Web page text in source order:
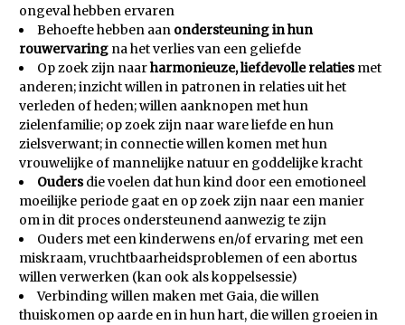
ongeval hebben ervaren
Behoefte hebben aan ondersteuning in hun
rouwervaring na het verlies van een geliefde
Op zoek zijn naarharmonieuze, liefdevolle relatiesmet
anderen; inzicht willen in patronen in relaties uit het
verleden of heden; willen aanknopen met hun
zielenfamilie; op zoek zijn naar ware liefde en hun
zielsverwant; in connectie willen komen met hun
vrouwelijke of mannelijke natuur en goddelijke kracht
Oudersdie voelen dat hun kind door een emotioneel
moeilijke periode gaat en op zoek zijn naar een manier
om in dit proces ondersteunend aanwezig te zijn
Ouders met een kinderwens en/of ervaring met een
miskraam, vruchtbaarheidsproblemen of een abortus
willen verwerken (kan ook alskoppelsessie)
Verbinding willen maken met Gaia, die willen
thuiskomen op aarde en in hun hart, die willen groeien in